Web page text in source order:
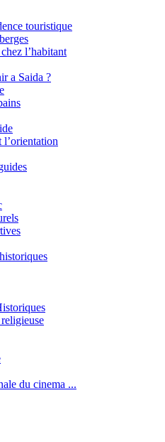
touristique
l’habitant
a Saida ?
du cinema ...